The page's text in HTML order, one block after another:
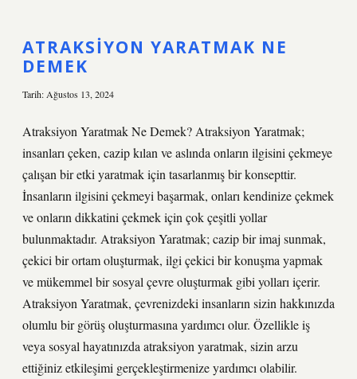
HIKAYE
GÜNLÜĞÜ
YAZILAR
ATRAKSIYON YARATMAK NE
DEMEK
Tarih: Ağustos 13, 2024
Atraksiyon Yaratmak Ne Demek? Atraksiyon Yaratmak;
insanları çeken, cazip kılan ve aslında onların ilgisini çekmeye
çalışan bir etki yaratmak için tasarlanmış bir konsepttir.
İnsanların ilgisini çekmeyi başarmak, onları kendinize çekmek
ve onların dikkatini çekmek için çok çeşitli yollar
bulunmaktadır. Atraksiyon Yaratmak; cazip bir imaj sunmak,
çekici bir ortam oluşturmak, ilgi çekici bir konuşma yapmak
ve mükemmel bir sosyal çevre oluşturmak gibi yolları içerir.
Atraksiyon Yaratmak, çevrenizdeki insanların sizin hakkınızda
olumlu bir görüş oluşturmasına yardımcı olur. Özellikle iş
veya sosyal hayatınızda atraksiyon yaratmak, sizin arzu
ettiğiniz etkileşimi gerçekleştirmenize yardımcı olabilir.